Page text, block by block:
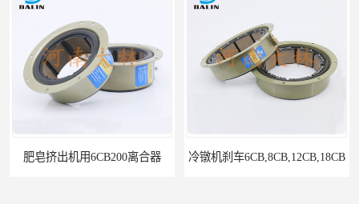
肥皂挤出机用6CB200离合器 冷镦机刹车6CB,8CB,12CB,18CB